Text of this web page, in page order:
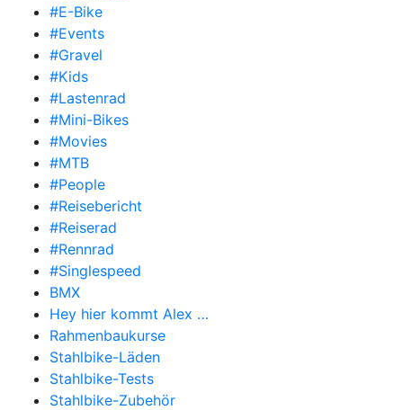
#E-Bike
#Events
#Gravel
#Kids
#Lastenrad
#Mini-Bikes
#Movies
#MTB
#People
#Reisebericht
#Reiserad
#Rennrad
#Singlespeed
BMX
Hey hier kommt Alex …
Rahmenbaukurse
Stahlbike-Läden
Stahlbike-Tests
Stahlbike-Zubehör